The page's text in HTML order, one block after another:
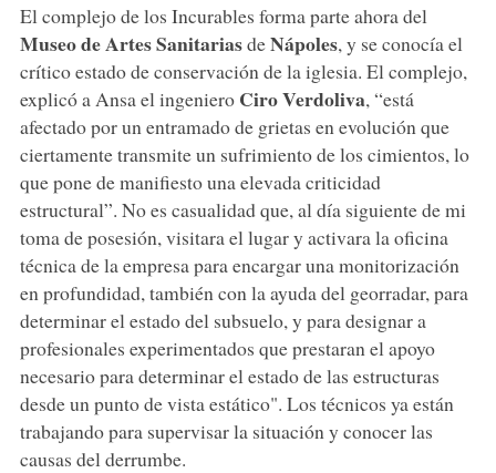
El complejo de los Incurables forma parte ahora del
Museo de Artes SanitariasdeNápoles, y se conocía el
crítico estado de conservación de la iglesia. El complejo,
explicó a Ansa el ingeniero Ciro Verdoliva, “está
afectado por un entramado de grietas en evolución que
ciertamente transmite un sufrimiento de los cimientos, lo
que pone de manifiesto una elevada criticidad
estructural”. No es casualidad que, al día siguiente de mi
toma de posesión, visitara el lugar y activara la oficina
técnica de la empresa para encargar una monitorización
en profundidad, también con la ayuda del georradar, para
determinar el estado del subsuelo, y para designar a
profesionales experimentados que prestaran el apoyo
necesario para determinar el estado de las estructuras
desde un punto de vista estático". Los técnicos ya están
trabajando para supervisar la situación y conocer las
causas del derrumbe.